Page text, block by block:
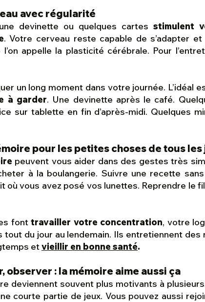
avec régularité
devinette ou quelques cartes stimulent
. Votre cerveau reste capable de s’adapter et
l’on appelle la plasticité cérébrale. Pour
un long moment dans votre journée. L’idéal
à garder. Une devinette après le café.
sur tablette en fin d’après-midi. Quelques
pour les petites choses de tous
peuvent vous aider dans des gestes très
à la boulangerie. Suivre une recette
où vous avez posé vos lunettes. Reprendre le
fonttravailler votre concentration, votre
tout du jour au lendemain. Ils entretiennent
etvieillir en bonne santé.
observer : la mémoire aime aussi ça
deviennent souvent plus motivants à
courte partie de jeux. Vous pouvez aussi